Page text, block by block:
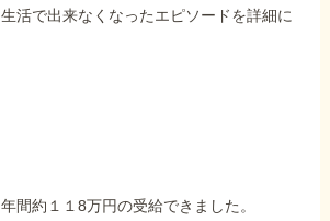
活で出来なくなったエピソードを詳細に
間約１１8万円の受給できました。